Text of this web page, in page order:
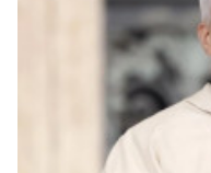
შეთანხმებით თუ მის
მინისტრი ვარ, ირანს
იარაღი.მათგან
ვაკეთებთ იმას, რაც
არის საჭირო და ჩვენ
დავიცვათ ჩვენი
მეგობრების
განაცხადა ნეთანიაჰუმ.